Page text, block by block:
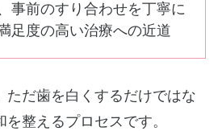
事前のすり合わせを丁寧に
足度の高い治療への近道
ただ歯を白くするだけではな
整えるプロセスです。